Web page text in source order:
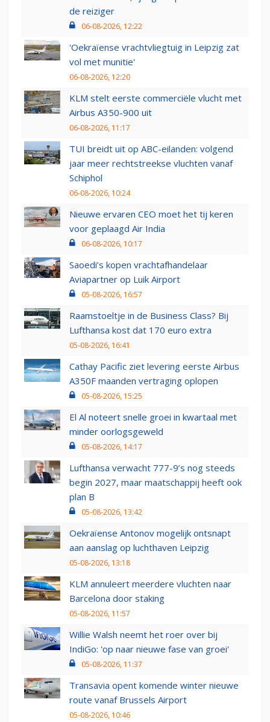
de reiziger
06-08-2026, 12:22
'Oekraïense vrachtvliegtuig in Leipzig zat
vol met munitie'
06-08-2026, 12:20
KLM stelt eerste commerciële vlucht met
Airbus A350-900 uit
06-08-2026, 11:17
TUI breidt uit op ABC-eilanden: volgend
jaar meer rechtstreekse vluchten vanaf
Schiphol
06-08-2026, 10:24
Nieuwe ervaren CEO moet het tij keren
voor geplaagd Air India
06-08-2026, 10:17
Saoedi’s kopen vrachtafhandelaar
Aviapartner op Luik Airport
05-08-2026, 16:57
Raamstoeltje in de Business Class? Bij
Lufthansa kost dat 170 euro extra
05-08-2026, 16:41
Cathay Pacific ziet levering eerste Airbus
A350F maanden vertraging oplopen
05-08-2026, 15:25
El Al noteert snelle groei in kwartaal met
minder oorlogsgeweld
05-08-2026, 14:17
Lufthansa verwacht 777-9’s nog steeds
begin 2027, maar maatschappij heeft ook
plan B
05-08-2026, 13:42
Oekraïense Antonov mogelijk ontsnapt
aan aanslag op luchthaven Leipzig
05-08-2026, 13:18
KLM annuleert meerdere vluchten naar
Barcelona door staking
05-08-2026, 11:57
Willie Walsh neemt het roer over bij
IndiGo: 'op naar nieuwe fase van groei'
05-08-2026, 11:37
Transavia opent komende winter nieuwe
route vanaf Brussels Airport
05-08-2026, 10:46